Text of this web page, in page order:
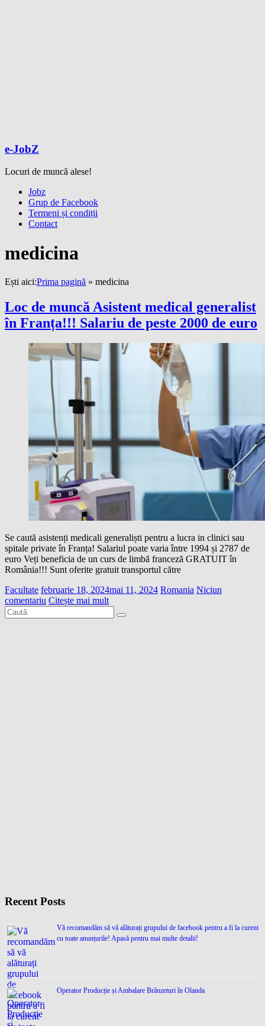
e-JobZ
Locuri de muncă alese!
Meniu Jobz
Grup de Facebook
Termeni și condiții
Contact
medicina
Ești aici:Prima pagină » medicina
Loc de muncă Asistent medical generalist
în Franța!!! Salariu de peste 2000 de euro
Se caută asistenți medicali generaliști pentru a lucra in clinici sau
spitale private în Franța! Salariul poate varia între 1994 și 2787 de
euro Veți beneficia de un curs de limbă franceză GRATUIT în
România!!! Sunt oferite gratuit transportul către
Facultate februarie 18, 2024mai 11, 2024 Romania Niciun
comentariu Citește mai mult
Recent Posts
Vă recomandăm să vă alăturați grupului de facebook pentru a fi la curent
cu toate anunțurile! Apasă pentru mai multe detalii!
Operator Producție și Ambalare Brânzeturi în Olanda